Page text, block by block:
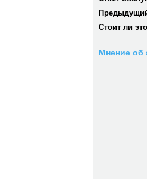
Стоит ли
Мнение об